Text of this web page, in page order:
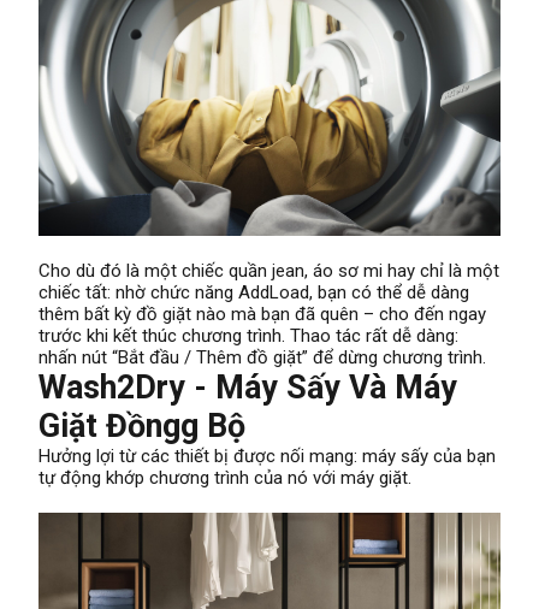
Cho dù đó là một chiếc quần jean, áo sơ mi hay chỉ là một
chiếc tất: nhờ chức năng AddLoad, bạn có thể dễ dàng
thêm bất kỳ đồ giặt nào mà bạn đã quên – cho đến ngay
trước khi kết thúc chương trình. Thao tác rất dễ dàng:
nhấn nút “Bắt đầu / Thêm đồ giặt” để dừng chương trình.
Wash2Dry - Máy Sấy Và Máy
Giặt Đồngg Bộ
Hưởng lợi từ các thiết bị được nối mạng: máy sấy của bạn
tự động khớp chương trình của nó với máy giặt.